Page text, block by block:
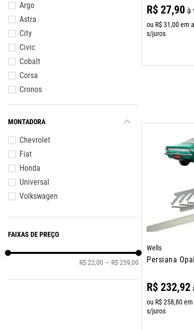
Argo
Astra
City
Civic
Cobalt
Corsa
Cronos
Fusca
Gol
MONTADORA
Chevrolet
Fiat
Honda
Universal
Volkswagen
FAIXAS DE PREÇO
R$ 22,00 – R$ 259,00
R$ 27,90 à
ou R$ 31,00 em
s/juros
Wells
Persiana
R$ 232,92
ou R$ 258,80
s/juros